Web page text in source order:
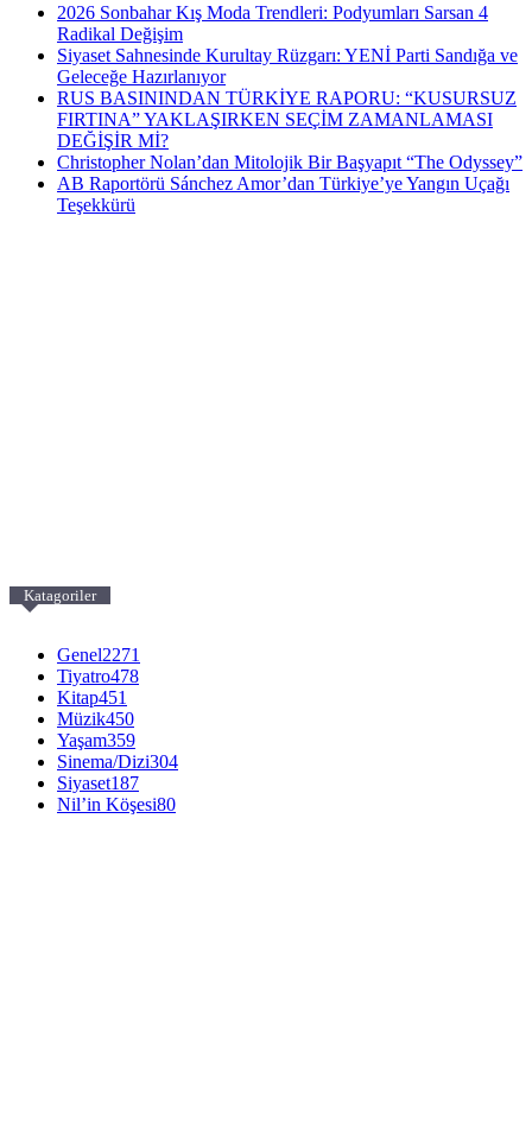
2026 Sonbahar Kış Moda Trendleri: Podyumları Sarsan 4
Radikal Değişim
Siyaset Sahnesinde Kurultay Rüzgarı: YENİ Parti Sandığa ve
Geleceğe Hazırlanıyor
RUS BASININDAN TÜRKİYE RAPORU: “KUSURSUZ
FIRTINA” YAKLAŞIRKEN SEÇİM ZAMANLAMASI
DEĞİŞİR Mİ?
Christopher Nolan’dan Mitolojik Bir Başyapıt “The Odyssey”
AB Raportörü Sánchez Amor’dan Türkiye’ye Yangın Uçağı
Teşekkürü
Katagoriler
Genel2271
Tiyatro478
Kitap451
Müzik450
Yaşam359
Sinema/Dizi304
Siyaset187
Nil’in Köşesi80